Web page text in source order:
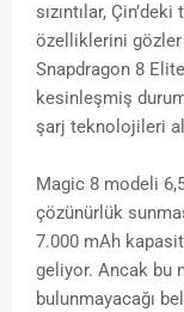
sızıntılar,
özelliklerini
Snapdragon 8
kesinleşmiş
şarj teknolojileri
Magic 8 modeli
çözünürlük
7.000 mAh
geliyor. Ancak bu
bulunmayacağı